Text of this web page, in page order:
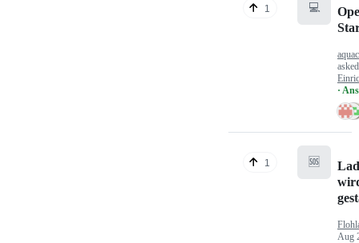
1 💻
·
1 🆘
Aug